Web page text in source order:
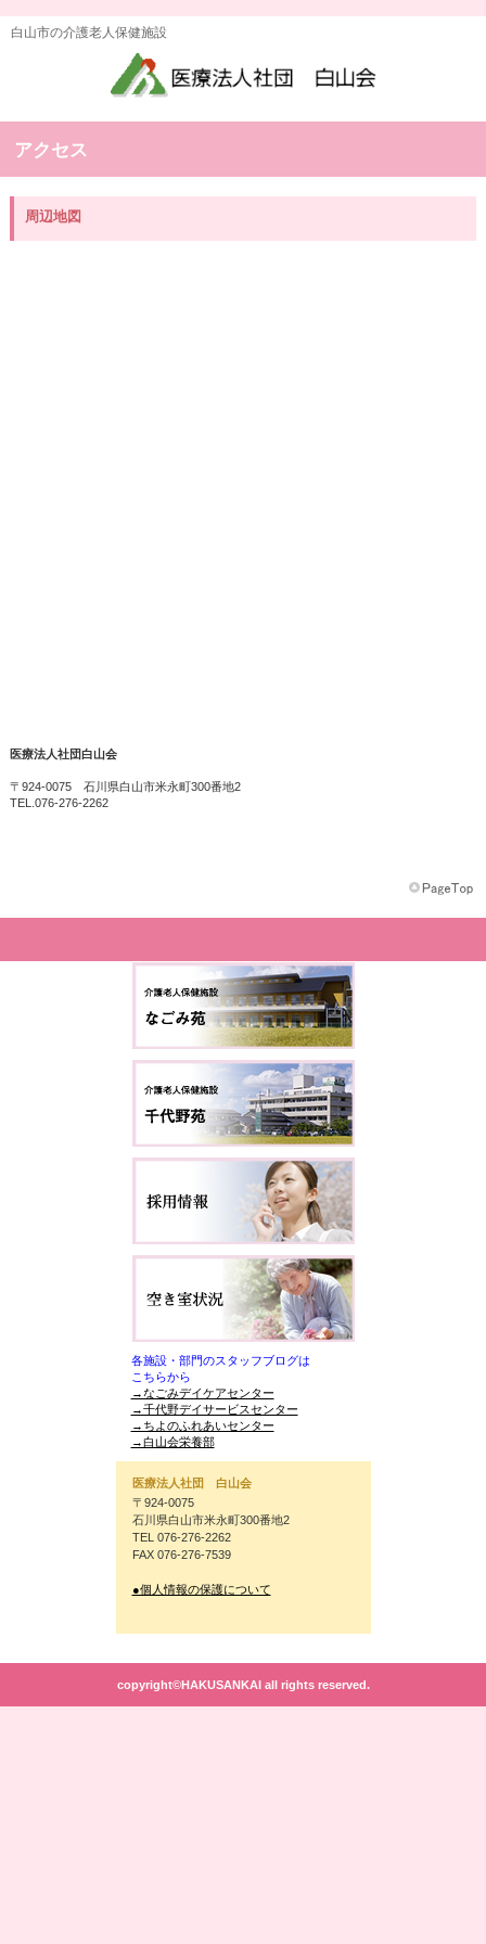
白山市の介護老人保健施設
アクセス
周辺地図
医療法人社団白山会
〒924-0075 石川県白山市米永町300番地2
TEL.076-276-2262
各施設・部門のスタッフブログは
こちらから
→なごみデイケアセンター
→千代野デイサービスセンター
→ちよのふれあいセンター
→白山会栄養部
医療法人社団 白山会
〒924-0075
石川県白山市米永町300番地2
TEL 076-276-2262
FAX 076-276-7539
●個人情報の保護について
copyright©HAKUSANKAI all rights reserved.